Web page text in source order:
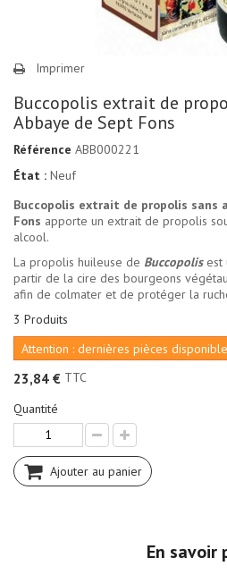
Imprimer
Buccopolis extrait de
Abbaye de Sept Fons
Référence ABB000221
État : Neuf
Buccopolis extrait de propolis sans
Fons apporte un extrait de propolis
alcool.
La propolis huileuse de Buccopolisest
partir de la cire des bourgeons
afin de colmater et de protéger la
3 Produits
Attention : dernières pièces
23,84 € TTC
Quantité
Ajouter au panier
En savoir